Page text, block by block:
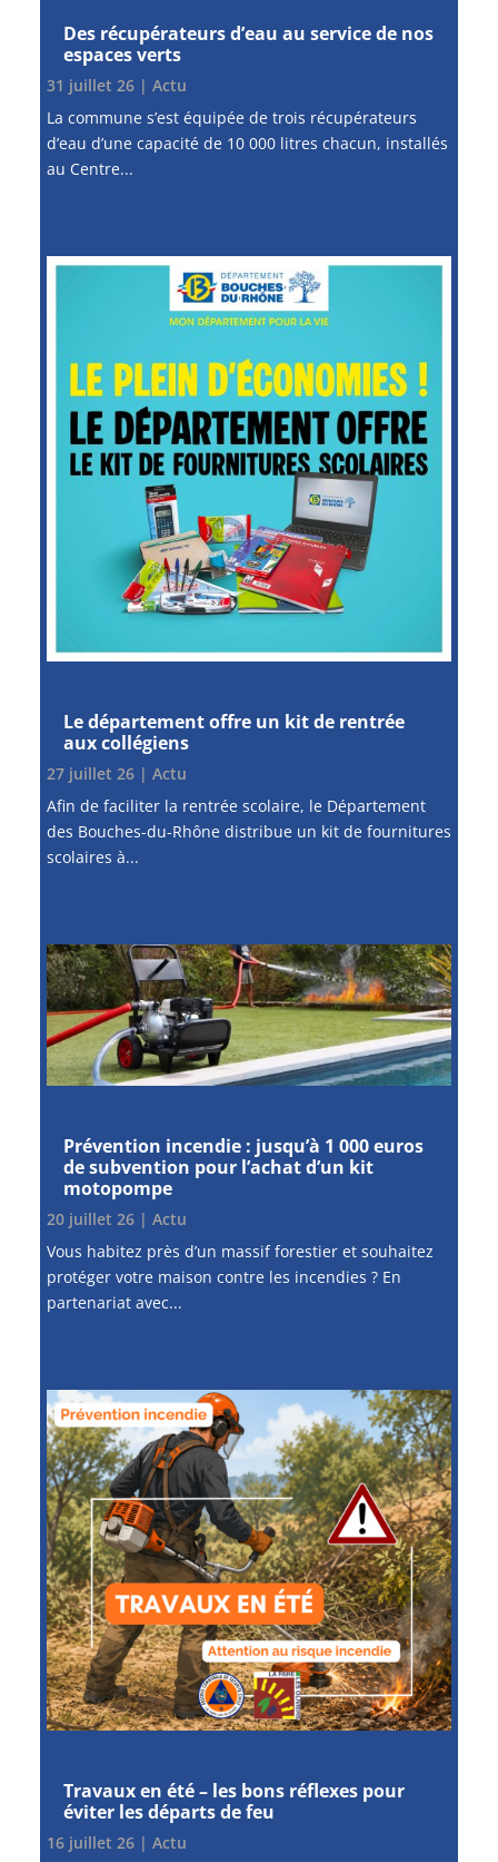
Des récupérateurs d’eau au service de nos
espaces verts
31 juillet 26| Actu
La commune s’est équipée de trois récupérateurs
d’eau d’une capacité de 10 000 litres chacun, installés
au Centre...
Le département offre un kit de rentrée
aux collégiens
27 juillet 26| Actu
Afin de faciliter la rentrée scolaire, le Département
des Bouches-du-Rhône distribue un kit de fournitures
scolaires à...
Prévention incendie : jusqu’à 1 000 euros
de subvention pour l’achat d’un kit
motopompe
20 juillet 26| Actu
Vous habitez près d’un massif forestier et souhaitez
protéger votre maison contre les incendies ? En
partenariat avec...
Travaux en été – les bons réflexes pour
éviter les départs de feu
16 juillet 26| Actu